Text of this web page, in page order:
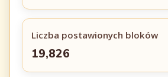
Liczba postawionych bloków
19,826